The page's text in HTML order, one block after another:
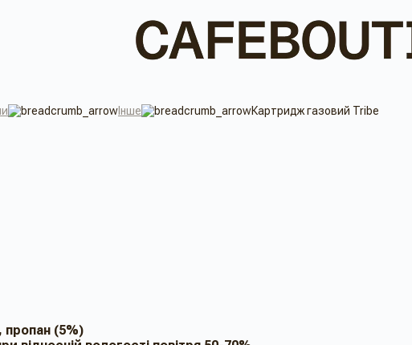
Інше Картридж газовий Tribe
пропан (5%)